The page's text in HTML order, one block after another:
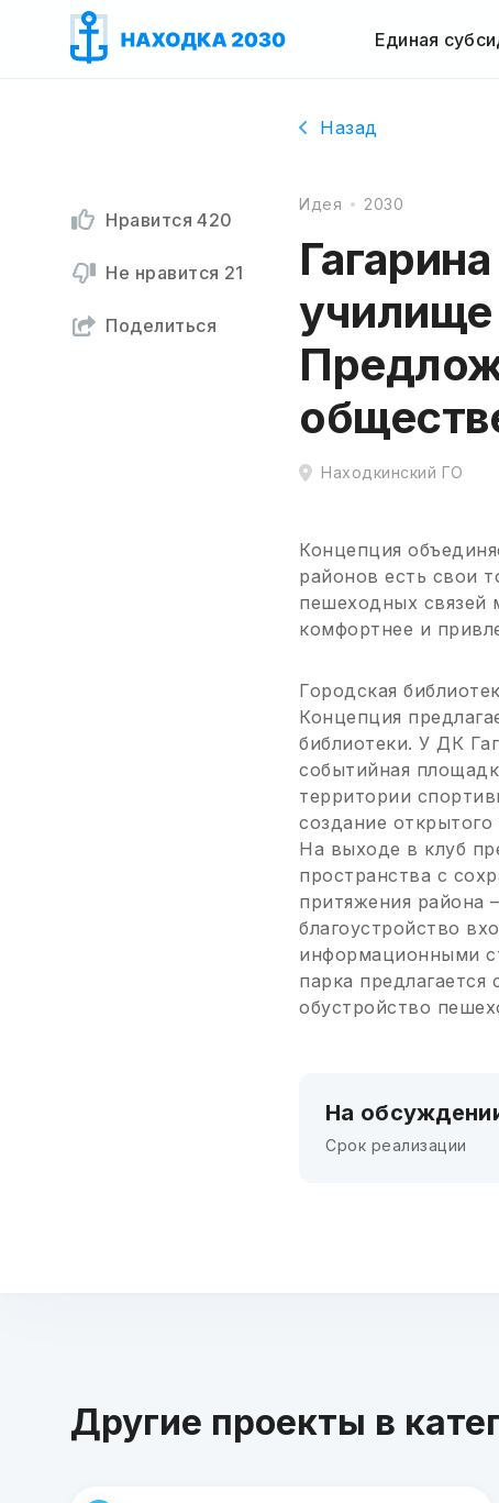
Единая
Нравится 420
Не нравится 21
Поделиться
Назад
Идея 2030
Находкинский ГО
Концепция
районов есть свои
пешеходных связей
комфортнее и
Городская
Концепция
библиотеки. У ДК
событийная
территории
создание
На выходе в клуб
пространства с
притяжения района
благоустройство
информационными
парка
обустройство
На
Срок реализации
Другие проекты в